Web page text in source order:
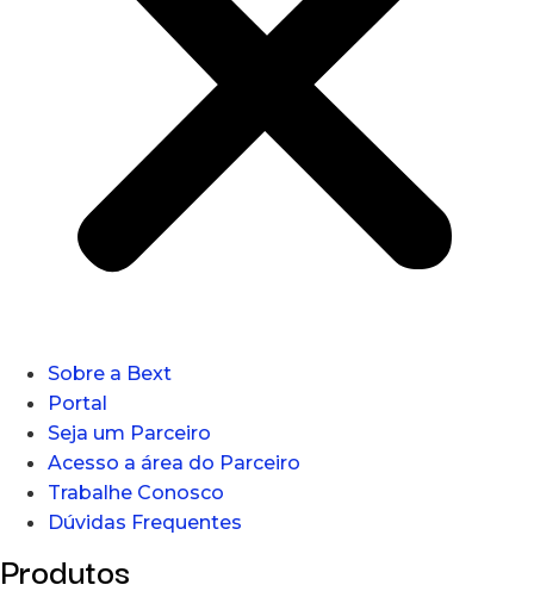
Sobre a Bext
Portal
Seja um Parceiro
Acesso a área do Parceiro
Trabalhe Conosco
Dúvidas Frequentes
Produtos